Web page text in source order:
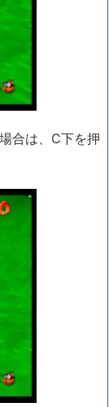
合は、C下を押